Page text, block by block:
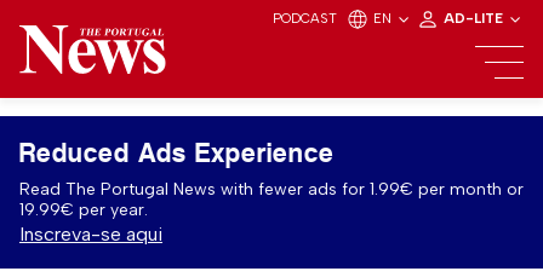
PODCAST EN AD-LITE
Reduced Ads Experience
Read The Portugal News with fewer ads for 1.99€ per month or
19.99€ per year.
Inscreva-se aqui